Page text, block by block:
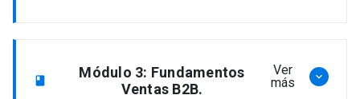
B2B.
Generación de demanda (inbound,
outband y ABM) y Gestión de Contenido.
book
Módulo 3: Fundamentos
Ventas B2B.
Ver
más
keyboard_arrow_down